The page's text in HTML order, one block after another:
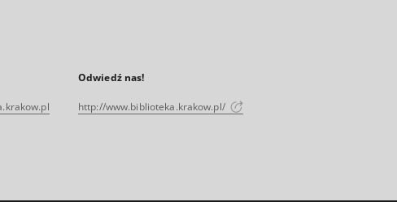
Odwiedź nas!
http://www.biblioteka.krakow.pl/